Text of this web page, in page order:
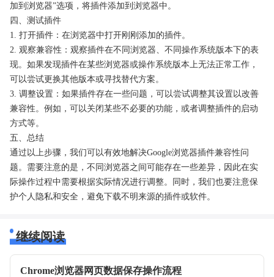
加到浏览器”选项，将插件添加到浏览器中。
四、测试插件
1. 打开插件：在浏览器中打开刚刚添加的插件。
2. 观察兼容性：观察插件在不同浏览器、不同操作系统版本下的表
现。如果发现插件在某些浏览器或操作系统版本上无法正常工作，
可以尝试更换其他版本或寻找替代方案。
3. 调整设置：如果插件存在一些问题，可以尝试调整其设置以改善
兼容性。例如，可以关闭某些不必要的功能，或者调整插件的启动
方式等。
五、总结
通过以上步骤，我们可以有效地解决Google浏览器插件兼容性问
题。需要注意的是，不同浏览器之间可能存在一些差异，因此在实
际操作过程中需要根据实际情况进行调整。同时，我们也要注意保
护个人隐私和安全，避免下载不明来源的插件或软件。
继续阅读
Chrome浏览器网页数据保存操作流程